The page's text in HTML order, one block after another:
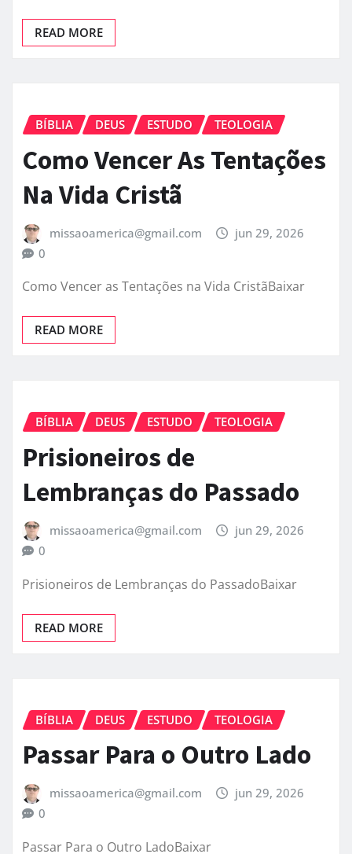
READ MORE
BÍBLIA DEUS ESTUDO TEOLOGIA
Como Vencer As Tentações
Na Vida Cristã
missaoamerica@gmail.com
jun 29, 2026
0
Como Vencer as Tentações na Vida CristãBaixar
READ MORE
BÍBLIA DEUS ESTUDO TEOLOGIA
Prisioneiros de
Lembranças do Passado
missaoamerica@gmail.com
jun 29, 2026
0
Prisioneiros de Lembranças do PassadoBaixar
READ MORE
BÍBLIA DEUS ESTUDO TEOLOGIA
Passar Para o Outro Lado
missaoamerica@gmail.com
jun 29, 2026
0
Passar Para o Outro LadoBaixar